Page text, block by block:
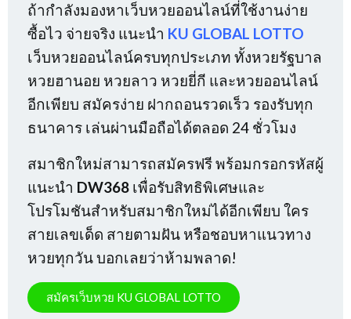
ถ้ากำลังมองหาเว็บหวยออนไลน์ที่ใช้งานง่าย
ซื้อไว จ่ายจริง แนะนำ KU GLOBAL LOTTO
เว็บหวยออนไลน์ครบทุกประเภท ทั้งหวยรัฐบาล
หวยฮานอย หวยลาว หวยยี่กี และหวยออนไลน์
อีกเพียบ สมัครง่าย ฝากถอนรวดเร็ว รองรับทุก
ธนาคาร เล่นผ่านมือถือได้ตลอด 24 ชั่วโมง
สมาชิกใหม่สามารถสมัครฟรี พร้อมกรอกรหัสผู้
แนะนำ DW368 เพื่อรับสิทธิพิเศษและ
โปรโมชันสำหรับสมาชิกใหม่ได้อีกเพียบ ใคร
สายเลขเด็ด สายตามฝัน หรือชอบหาแนวทาง
หวยทุกวัน บอกเลยว่าห้ามพลาด!
สมัครเว็บหวย KU GLOBAL LOTTO